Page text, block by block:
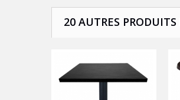
20 AUTRES